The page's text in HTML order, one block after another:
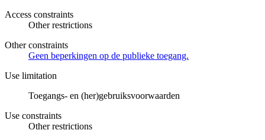
Access constraints
Other restrictions
Other constraints
Geen beperkingen op de publieke toegang.
Use limitation
Toegangs- en (her)gebruiksvoorwaarden
Use constraints
Other restrictions